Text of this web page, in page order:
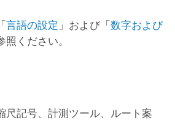
言語の設定 」および「 数字および
照ください。
尺記号、計測ツール、ルート案